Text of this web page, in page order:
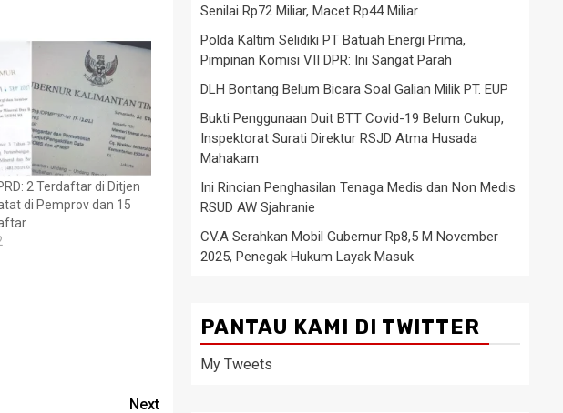
2 Terdaftar di Ditjen
di Pemprov dan 15
Next
Senilai Rp72 Miliar, Macet Rp44 Miliar
Polda Kaltim Selidiki PT Batuah Energi Prima,
Pimpinan Komisi VII DPR: Ini Sangat Parah
DLH Bontang Belum Bicara Soal Galian Milik PT. EUP
Bukti Penggunaan Duit BTT Covid-19 Belum Cukup,
Inspektorat Surati Direktur RSJD Atma Husada
Mahakam
Ini Rincian Penghasilan Tenaga Medis dan Non Medis
RSUD AW Sjahranie
CV.A Serahkan Mobil Gubernur Rp8,5 M November
2025, Penegak Hukum Layak Masuk
PANTAU KAMI DI TWITTER
My Tweets